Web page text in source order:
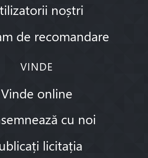
noștri
de recomandare
VINDE
Vinde online
cu noi
licitația